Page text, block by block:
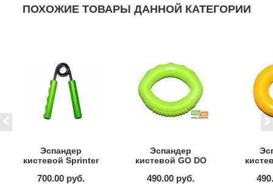
ПОХОЖИЕ ТОВАРЫ ДАННОЙ КАТЕГОРИИ
Эспандер
кистевой Sprinter
700.00 руб.
Эспандер
кистевой GO DO
490.00 руб.